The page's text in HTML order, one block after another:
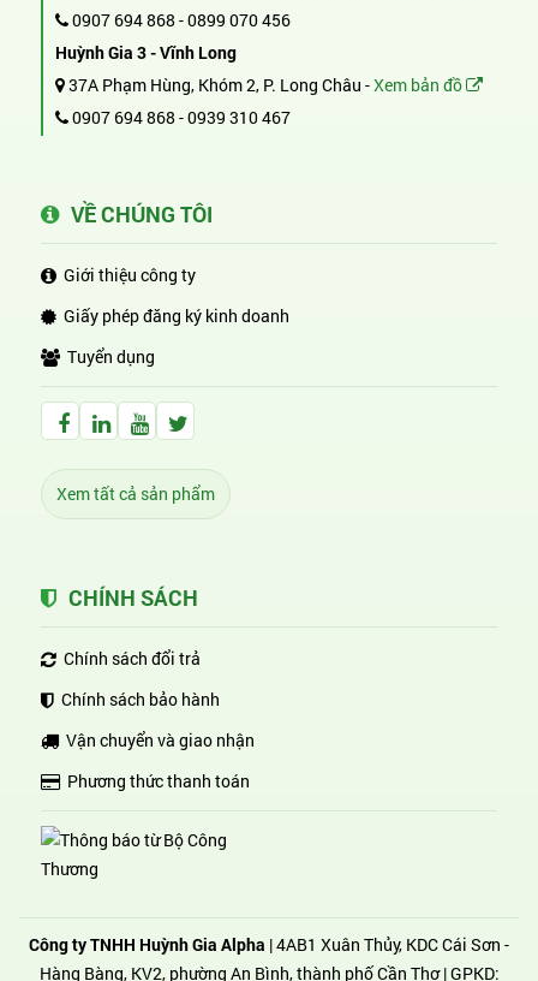
0907 694 868 -0899 070 456
Huỳnh Gia 3 - Vĩnh Long
37A Phạm Hùng, Khóm 2, P. Long Châu -Xem bản đồ
0907 694 868 -0939 310 467
VỀ CHÚNG TÔI
Giới thiệu công ty
Giấy phép đăng ký kinh doanh
Tuyển dụng
Facebook Huỳnh Gia Alpha
LinkedIn Huỳnh Gia Alpha
YouTube Huỳnh Gia Alpha
Twitter Huỳnh Gia Alpha
Xem tất cả sản phẩm
CHÍNH SÁCH
Chính sách đổi trả
Chính sách bảo hành
Vận chuyển và giao nhận
Phương thức thanh toán
Công ty TNHH Huỳnh Gia Alpha | 4AB1 Xuân Thủy, KDC Cái Sơn -
Hàng Bàng, KV2, phường An Bình, thành phố Cần Thơ | GPKD: